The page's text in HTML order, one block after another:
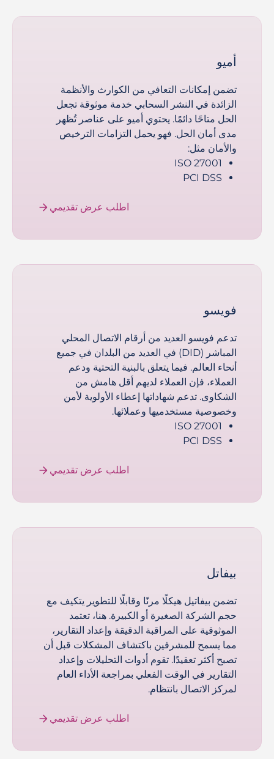
أميو
تضمن إمكانات التعافي من الكوارث والأنظمة
الزائدة في النشر السحابي خدمة موثوقة تجعل
الحل متاحًا دائمًا. يحتوي أميو على عناصر تُظهر
مدى أمان الحل. فهو يحمل التزامات الترخيص
والأمان مثل:
ISO 27001
PCI DSS
اطلب عرض تقديمي
فويسو
تدعم فويسو العديد من أرقام الاتصال المحلي
المباشر (DID) في العديد من البلدان في جميع
أنحاء العالم. فيما يتعلق بالبنية التحتية ودعم
العملاء، فإن العملاء لديهم أقل هامش من
الشكاوى. تدعم شهاداتها إعطاء الأولوية لأمن
وخصوصية مستخدميها وعملائها.
ISO 27001
PCI DSS
اطلب عرض تقديمي
بيفاتل
تضمن بيفاتيل هيكلًا مرنًا وقابلًا للتطوير يتكيف مع
حجم الشركة الصغيرة أو الكبيرة. هنا، تعتمد
الموثوقية على المراقبة الدقيقة وإعداد التقارير،
مما يسمح للمشرفين باكتشاف المشكلات قبل أن
تصبح أكثر تعقيدًا. تقوم أدوات التحليلات وإعداد
التقارير في الوقت الفعلي بمراجعة الأداء العام
لمركز الاتصال بانتظام.
اطلب عرض تقديمي